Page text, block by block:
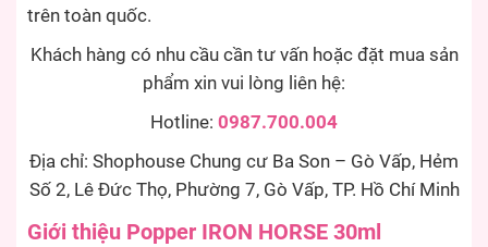
trên toàn quốc.
Khách hàng có nhu cầu cần tư vấn hoặc đặt mua sản
phẩm xin vui lòng liên hệ:
Hotline: 0987.700.004
Địa chỉ: Shophouse Chung cư Ba Son – Gò Vấp, Hẻm
Số 2, Lê Đức Thọ, Phường 7, Gò Vấp, TP. Hồ Chí Minh
Giới thiệu Popper IRON HORSE 30ml